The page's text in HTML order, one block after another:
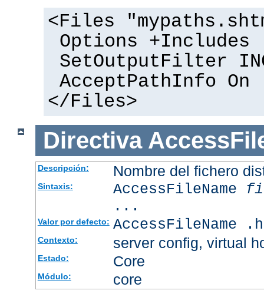
<Files
Options +Includes
SetOutputFilter
AcceptPathInfo On
</Files>
Directiva
Descripción: Nombre del fichero
Sintaxis: AccessFileName
...
Valor por defecto: AccessFileName
Contexto: server config, virtual
Estado: Core
Módulo: core